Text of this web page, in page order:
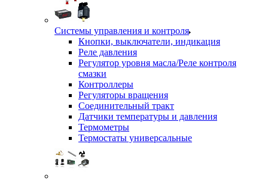
Системы управления и контроля
Кнопки, выключатели, индикация
Реле давления
Регулятор уровня масла/Реле контроля
смазки
Контроллеры
Регуляторы вращения
Соединительный тракт
Датчики температуры и давления
Термометры
Термостаты универсальные